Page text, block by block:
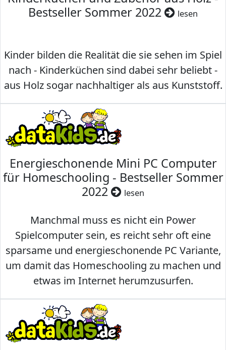
Bestseller Sommer 2022
lesen
Kinder bilden die Realität die sie sehen im Spiel
nach - Kinderküchen sind dabei sehr beliebt -
aus Holz sogar nachhaltiger als aus Kunststoff.
Energieschonende Mini PC Computer
für Homeschooling - Bestseller Sommer
2022
lesen
Manchmal muss es nicht ein Power
Spielcomputer sein, es reicht sehr oft eine
sparsame und energieschonende PC Variante,
um damit das Homeschooling zu machen und
etwas im Internet herumzusurfen.